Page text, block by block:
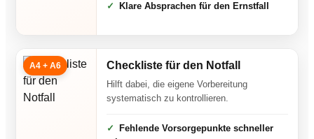
Klare Absprachen für den Ernstfall
A4 + A6 Checkliste für den Notfall
Hilft dabei, die eigene Vorbereitung
systematisch zu kontrollieren.
Fehlende Vorsorgepunkte schneller